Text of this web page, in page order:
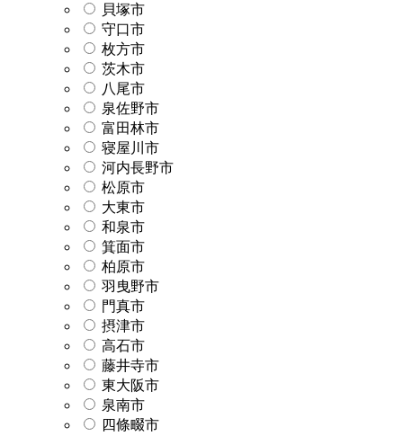
貝塚市
守口市
枚方市
茨木市
八尾市
泉佐野市
富田林市
寝屋川市
河内長野市
松原市
大東市
和泉市
箕面市
柏原市
羽曳野市
門真市
摂津市
高石市
藤井寺市
東大阪市
泉南市
四條畷市